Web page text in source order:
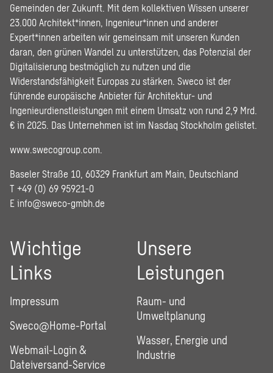
Gemeinden der Zukunft. Mit dem kollektiven Wissen unserer
23.000 Architekt*innen, Ingenieur*innen und anderer
Expert*innen arbeiten wir gemeinsam mit unseren Kunden
daran, den grünen Wandel zu unterstützen, das Potenzial der
Digitalisierung bestmöglich zu nutzen und die
Widerstandsfähigkeit Europas zu stärken. Sweco ist der
führende europäische Anbieter für Architektur- und
Ingenieurdienstleistungen mit einem Umsatz von rund 2,9 Mrd.
€ in 2025. Das Unternehmen ist im Nasdaq Stockholm gelistet.
www.swecogroup.com
Baseler Straße 10, 60329 Frankfurt am Main, Deutschland
T +49 (0) 69 95921-0
E info@sweco-gmbh.de
Wichtige
Links
Impressum
Sweco@Home-Portal
Webmail-Login &
Dateiversand-Service
Unsere
Leistungen
Raum- und
Umweltplanung
Wasser, Energie und
Industrie